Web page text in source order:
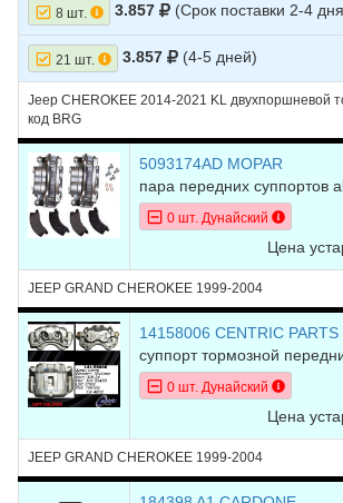
8 шт. 3.857 (Срок поставки 2-4
21 шт. 3.857 (4-5 дней)
Jeep CHEROKEE 2014-2021 KL двухпоршневой
код BRG
5093174AD MOPAR
пара передних суппортов
0 шт. Дунайский
Цена
JEEP GRAND CHEROKEE 1999-2004
14158006 CENTRIC PARTS
суппорт тормозной
0 шт. Дунайский
Цена
JEEP GRAND CHEROKEE 1999-2004